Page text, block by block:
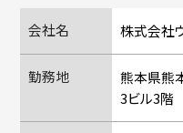
会社名 株式会社
勤務地
熊本県熊
3ビル3階